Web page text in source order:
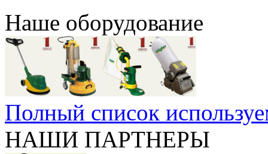
Наше оборудование
Полный список
НАШИ ПАРТНЕРЫ